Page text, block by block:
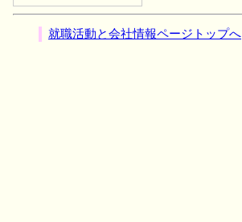
就職活動と会社情報ページトップへ